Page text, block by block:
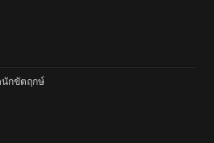
นักขัตฤกษ์